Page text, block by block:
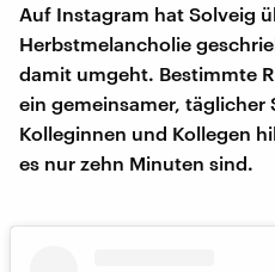
Auf Instagram hat Solveig
Herbstmelancholie
damit umgeht. Bestimmte
ein gemeinsamer, täglicher
Kolleginnen und Kollegen
es nur zehn Minuten sind.